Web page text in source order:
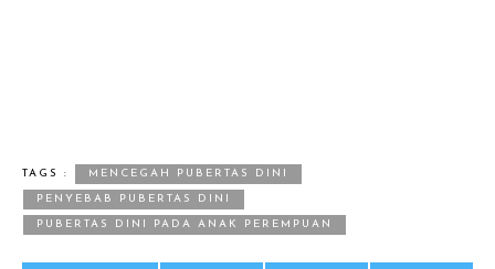
TAGS : MENCEGAH PUBERTAS DINI
PENYEBAB PUBERTAS DINI
PUBERTAS DINI PADA ANAK PEREMPUAN